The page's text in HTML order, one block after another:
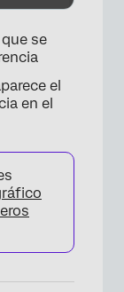
×
se
el
en el